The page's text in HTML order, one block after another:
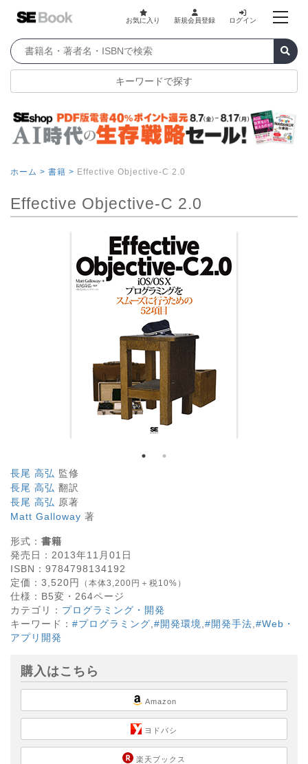
お気に入り 新規会員登録 ログイン
キーワードで探す
ホーム > 書籍 > Effective Objective-C 2.0
Effective Objective-C 2.0
長尾 高弘 監修
長尾 高弘 翻訳
長尾 高弘 原著
Matt Galloway 著
形式： 書籍
発売日： 2013年11月01日
ISBN： 9784798134192
定価： 3,520円 （本体3,200円＋税10%）
仕様： B5変・ 264ページ
カテゴリ： プログラミング・開発
キーワード： #プログラミング #開発環境 #開発手法 #Web・
アプリ開発
購入はこちら
Amazon
ヨドバシ
楽天ブックス